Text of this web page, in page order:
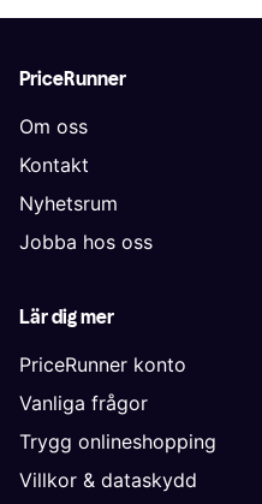
PriceRunner
Om oss
Kontakt
Nyhetsrum
Jobba hos oss
Lär dig mer
PriceRunner konto
Vanliga frågor
Trygg onlineshopping
Villkor & dataskydd